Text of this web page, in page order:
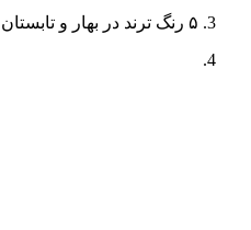
۵ رنگ‌ ترند در بهار و تابستان ۲۰۲۲ که حتما باید بشناسید